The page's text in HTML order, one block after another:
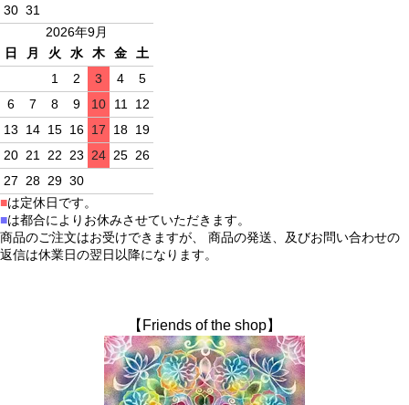
30 31
2026年9月
日
月 火 水 木 金
土
1
2 3 4
5
6
7 8 9 10 11
12
13
14 15 16 17 18 19
20 21 22 23 24 25 26
27
28 29 30
■は定休日です。
■は都合によりお休みさせていただきます。
商品のご注文はお受けできますが、 商品の発送、及びお問い合わせの
返信は休業日の翌日以降になります。
【Friends of the shop】